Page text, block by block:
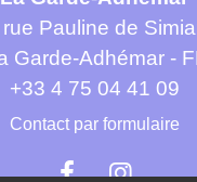
Pauline de
Garde-Adhémar -
+33 4 75 04 41 09
Contact par formulaire